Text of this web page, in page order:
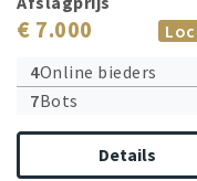
€ 7.000
4Online bieders
7Bots
Details